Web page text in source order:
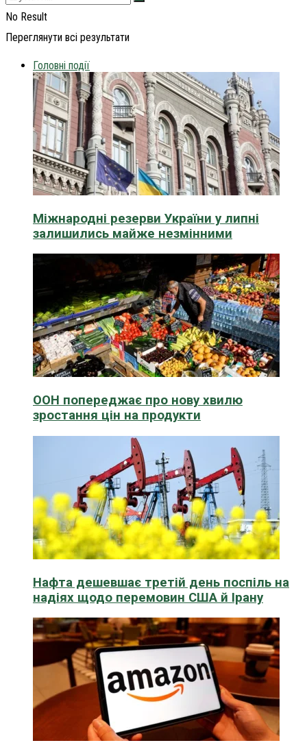
No Result
Переглянути всі результати
Головні події
Міжнародні резерви України у липні
залишились майже незмінними
ООН попереджає про нову хвилю
зростання цін на продукти
Нафта дешевшає третій день поспіль на
надіях щодо перемовин США й Ірану